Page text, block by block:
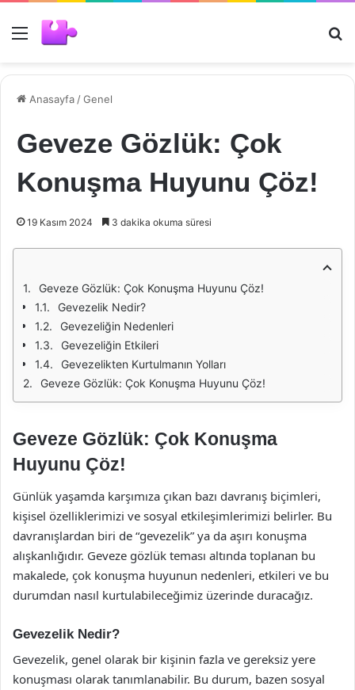
Menü
Anasayfa /Genel
Geveze Gözlük: Çok
Konuşma Huyunu Çöz!
19 Kasım 2024 3 dakika okuma süresi
Geveze Gözlük: Çok Konuşma Huyunu Çöz!
Gevezelik Nedir?
Gevezeliğin Nedenleri
Gevezeliğin Etkileri
Gevezelikten Kurtulmanın Yolları
Geveze Gözlük: Çok Konuşma Huyunu Çöz!
Geveze Gözlük: Çok Konuşma
Huyunu Çöz!
Günlük yaşamda karşımıza çıkan bazı davranış biçimleri,
kişisel özelliklerimizi ve sosyal etkileşimlerimizi belirler. Bu
davranışlardan biri de “gevezelik” ya da aşırı konuşma
alışkanlığıdır. Geveze gözlük teması altında toplanan bu
makalede, çok konuşma huyunun nedenleri, etkileri ve bu
durumdan nasıl kurtulabileceğimiz üzerinde duracağız.
Gevezelik Nedir?
Gevezelik, genel olarak bir kişinin fazla ve gereksiz yere
konuşması olarak tanımlanabilir. Bu durum, bazen sosyal